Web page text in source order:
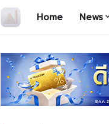
Home News